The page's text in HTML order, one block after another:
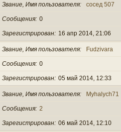
Звание, Имя пользователя сосед 507
Сообщения 0
Зарегистрирован 16 апр 2014, 21:06
Звание, Имя пользователя Fudzivara
Сообщения 0
Зарегистрирован 05 май 2014, 12:33
Звание, Имя пользователя Myhalych71
Сообщения 2
Зарегистрирован 06 май 2014, 12:10